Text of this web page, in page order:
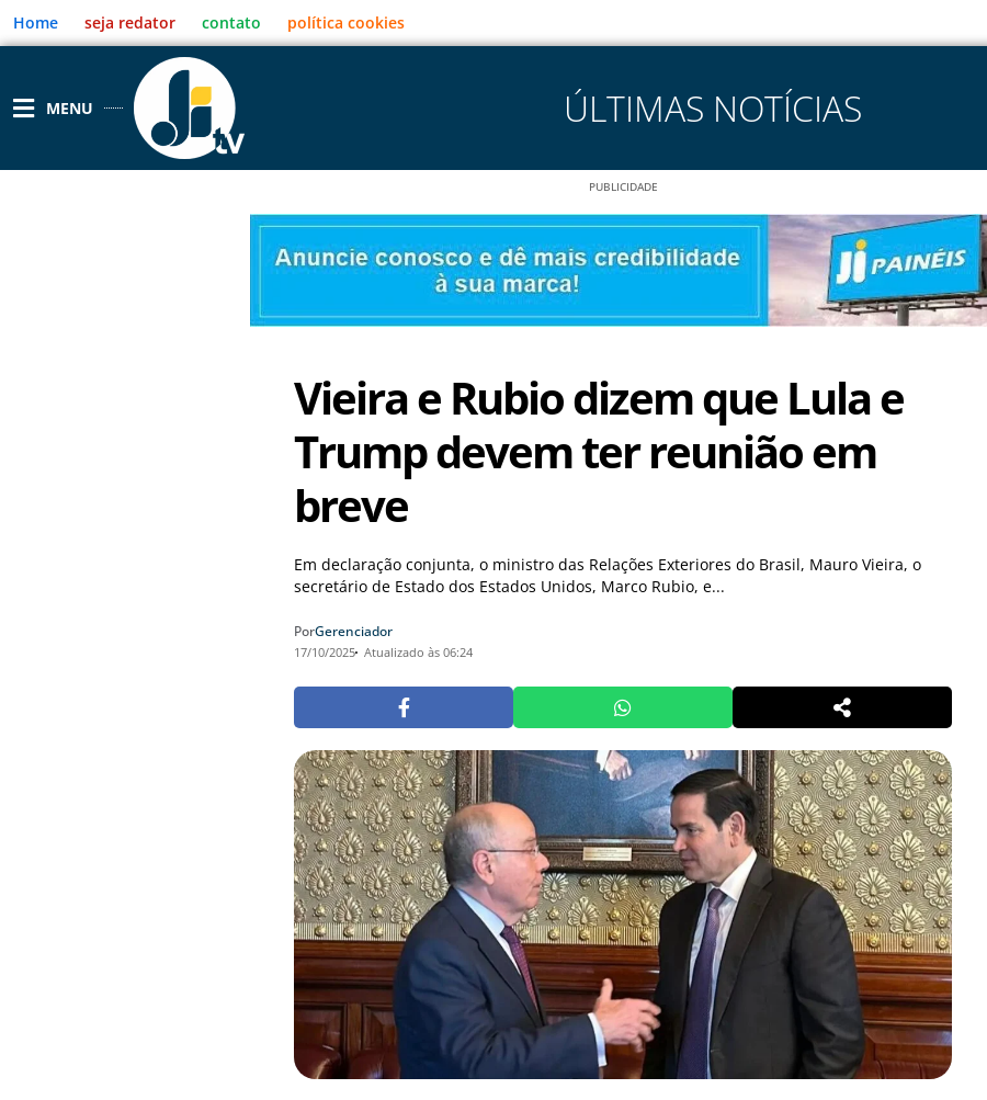
para
o
Home seja redator contato política cookies
MENU ÚLTIMAS NOTÍCIAS
PUBLICIDADE
Vieira e Rubio dizem que Lula e
Trump devem ter reunião em
breve
Em declaração conjunta, o ministro das Relações Exteriores do Brasil, Mauro Vieira, o
secretário de Estado dos Estados Unidos, Marco Rubio, e...
PorGerenciador
17/10/2025 Atualizado às 06:24